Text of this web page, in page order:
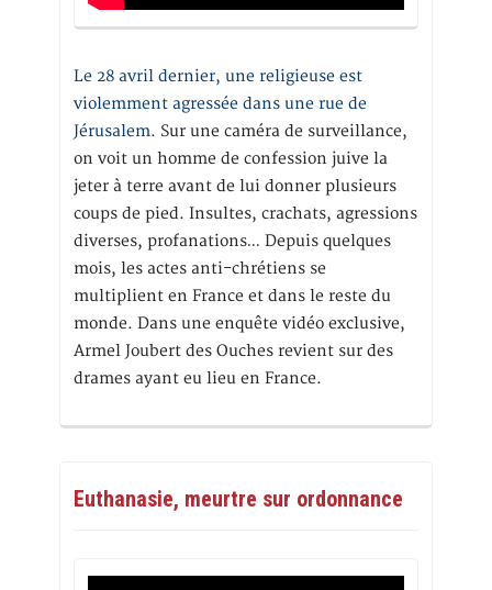
Le 28 avril dernier, une religieuse est
violemment agressée dans une rue de
Jérusalem. Sur une caméra de surveillance,
on voit un homme de confession juive la
jeter à terre avant de lui donner plusieurs
coups de pied. Insultes, crachats, agressions
diverses, profanations… Depuis quelques
mois, les actes anti-chrétiens se
multiplient en France et dans le reste du
monde. Dans une enquête vidéo exclusive,
Armel Joubert des Ouches revient sur des
drames ayant eu lieu en France.
Euthanasie, meurtre sur ordonnance